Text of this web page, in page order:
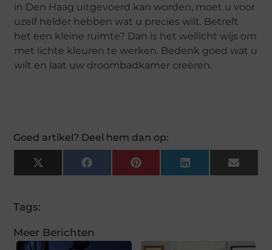
in Den Haag uitgevoerd kan worden, moet u voor
uzelf helder hebben wat u precies wilt. Betreft
het een kleine ruimte? Dan is het wellicht wijs om
met lichte kleuren te werken. Bedenk goed wat u
wilt en laat uw droombadkamer creëren.
Goed artikel? Deel hem dan op:
X
(Twitter)
FacebookPinterestLinkedInEmail
Tags:
Meer Berichten